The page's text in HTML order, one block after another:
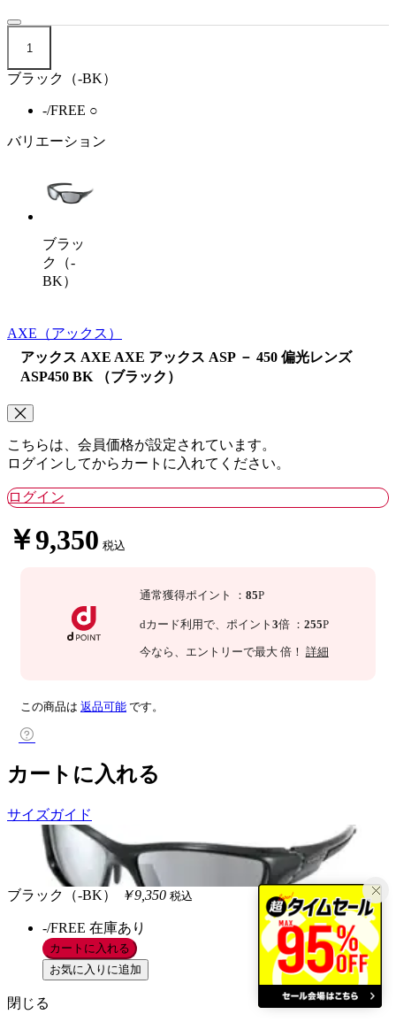
1
ブラック（-BK）
-/FREE ○
バリエーション
ブラッ
ク（-
BK）
AXE （アックス）
アックス AXE AXE アックス ASP － 450 偏光レンズ
ASP450 BK （ブラック）
こちらは、会員価格が設定されています。
ログインしてからカートに入れてください。
ログイン
￥9,350 税込
通常獲得ポイント ： 85P
dカード利用で、 ポイント 3倍 ： 255P
今なら 、エントリーで最大 倍！ 詳細
この商品は 返品可能 です。
カートに入れる
サイズガイド
ブラック（-BK） ￥9,350 税込
-/FREE 在庫あり
カートに入れる
お気に入りに追加
閉じる